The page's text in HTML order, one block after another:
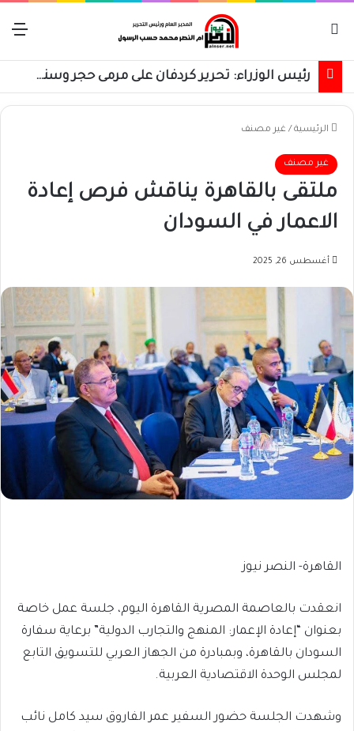
رئيس الوزراء: تحرير كردفان على مرمى حجر وسنسترد كل شبر
الرئيسية / غير مصنف
غير مصنف
ملتقى بالقاهرة يناقش فرص إعادة
الاعمار في السودان
أغسطس 26, 2025
القاهرة- النصر نيوز
انعقدت بالعاصمة المصرية القاهرة اليوم، جلسة عمل خاصة
بعنوان “إعادة الإعمار: المنهج والتجارب الدولية” برعاية سفارة
السودان بالقاهرة، وبمبادرة من الجهاز العربي للتسويق التابع
لمجلس الوحدة الاقتصادية العربية.
وشهدت الجلسة حضور السفير عمر الفاروق سيد كامل نائب